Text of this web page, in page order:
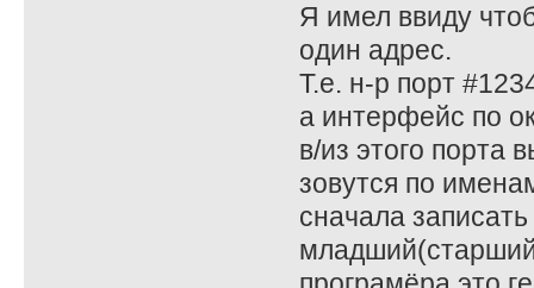
Я имел ввиду
один адрес.
Т.е. н-р порт
а интерфейс по
в/из этого порта
зовутся по
сначала